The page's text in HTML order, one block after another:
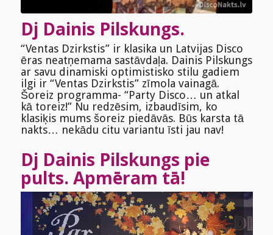
Dj Dainis Pilskungs.
“Ventas Dzirkstis” ir klasika un Latvijas Disco
ēras neatņemama sastāvdaļa. Dainis Pilskungs
ar savu dinamiski optimistisko stilu gadiem
ilgi ir “Ventas Dzirkstis” zīmola vainagā.
Šoreiz programma- “Party Disco… un atkal
kā toreiz!” Nu redzēsim, izbaudīsim, ko
klasiķis mums šoreiz piedāvās. Būs karsta tā
nakts… nekādu citu variantu īsti jau nav!
Dj Dainis Pilskungs pie
pults. Apmēram tā!